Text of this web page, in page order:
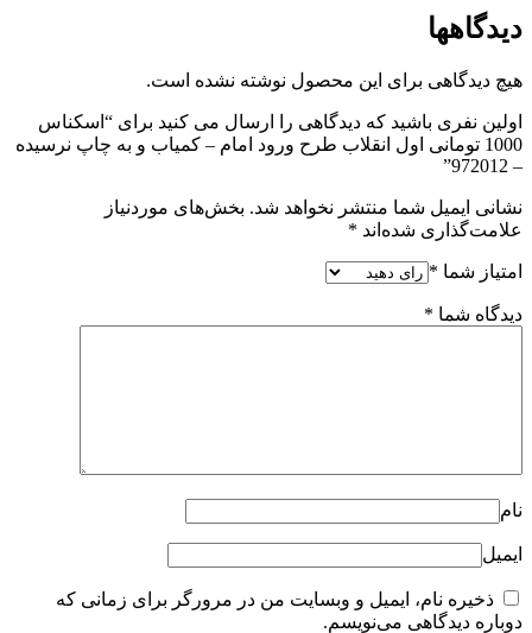
دیدگاهها
هیچ دیدگاهی برای این محصول نوشته نشده است.
اولین نفری باشید که دیدگاهی را ارسال می کنید برای “اسکناس
1000 تومانی اول انقلاب طرح ورود امام – کمیاب و به چاپ نرسیده
– 972012”
نشانی ایمیل شما منتشر نخواهد شد. بخش‌های موردنیاز
علامت‌گذاری شده‌اند *
امتیاز شما *
دیدگاه شما *
نام
ایمیل
ذخیره نام، ایمیل و وبسایت من در مرورگر برای زمانی که
دوباره دیدگاهی می‌نویسم.